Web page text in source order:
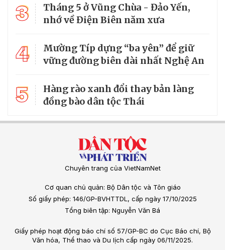
3
Tháng 5 ở Vũng Chùa - Đảo Yến,
nhớ về Điện Biên năm xưa
4
Mường Típ dựng “ba yên” để giữ
vững đường biên dài nhất Nghệ An
5
Hàng rào xanh đổi thay bản làng
đồng bào dân tộc Thái
Chuyên trang của VietNamNet
Cơ quan chủ quản: Bộ Dân tộc và Tôn giáo
Số giấy phép: 146/GP-BVHTTDL, cấp ngày 17/10/2025
Tổng biên tập: Nguyễn Văn Bá
Giấy phép hoạt động báo chí số 57/GP-BC do Cục Báo chí, Bộ
Văn hóa, Thể thao và Du lịch cấp ngày 06/11/2025.